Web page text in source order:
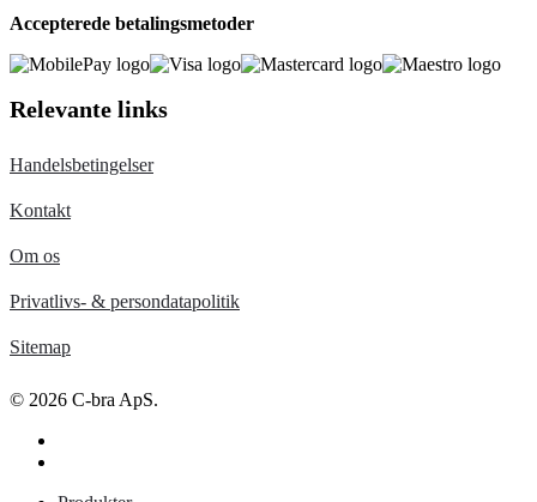
Accepterede betalingsmetoder
Relevante links
Handelsbetingelser
Kontakt
Om os
Privatlivs- & persondatapolitik
Sitemap
© 2026 C-bra ApS.